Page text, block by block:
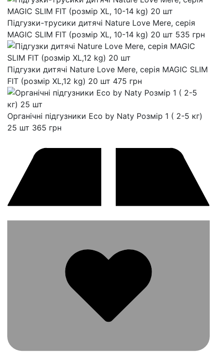
Підгузки-трусики дитячі Nature Love Mere, серія
MAGIC SLIM FIT (розмір XL, 10-14 kg) 20 шт 535 грн
Підгузки дитячі Nature Love Mere, серія MAGIC SLIM
FIT (розмір XL,12 kg) 20 шт 475 грн
Органічні підгузники Eco by Naty Розмір 1 ( 2-5 кг)
25 шт 365 грн